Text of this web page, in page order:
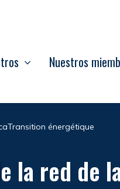
Nuestros
énergétique
la red de